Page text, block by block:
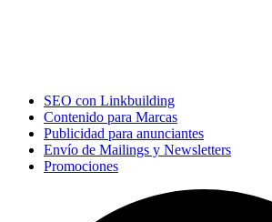
SEO con Linkbuilding
Contenido para Marcas
Publicidad para anunciantes
Envío de Mailings y Newsletters
Promociones